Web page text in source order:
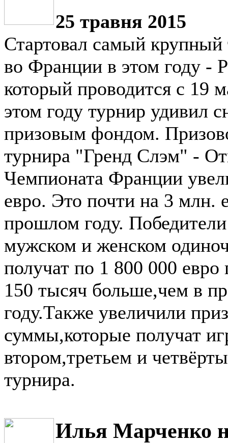
25 травня 2015
Стартовал самый крупный
во Франции в этом году -
который проводится с 19
этом году турнир удивил
призовым фондом.
турнира "Гренд Слэм" -
Чемпионата Франции
евро. Это почти на 3 млн.
прошлом году.
мужском и женском
получат по 1 800 000 евро
150 тысяч больше,чем в
году.Также увеличили
суммы,которые получат
втором,третьем и
турнира.
Илья Марченко